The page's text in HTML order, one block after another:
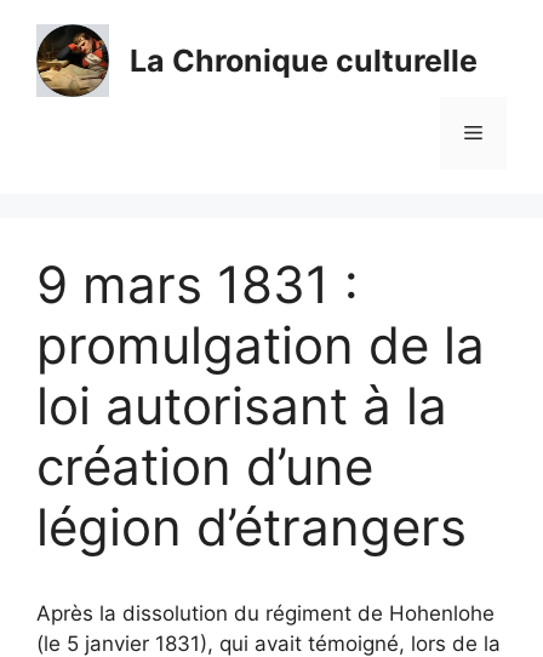
contenu
La Chronique culturelle
Menu
9 mars 1831 :
promulgation de la
loi autorisant à la
création d’une
légion d’étrangers
Après la dissolution du régiment de Hohenlohe
(le 5 janvier 1831), qui avait témoigné, lors de la